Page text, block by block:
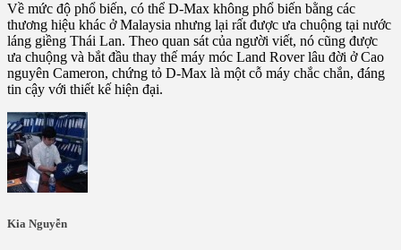
Về mức độ phổ biến, có thể D-Max không phổ biến bằng các
thương hiệu khác ở Malaysia nhưng lại rất được ưa chuộng tại nước
láng giềng Thái Lan. Theo quan sát của người viết, nó cũng được
ưa chuộng và bắt đầu thay thế máy móc Land Rover lâu đời ở Cao
nguyên Cameron, chứng tỏ D-Max là một cỗ máy chắc chắn, đáng
tin cậy với thiết kế hiện đại.
Kia Nguyễn